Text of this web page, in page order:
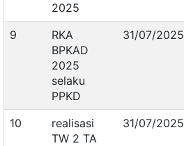
2025
9
RKA
BPKAD
2025
selaku
PPKD
31/07/2025
10
realisasi
TW 2 TA
31/07/2025